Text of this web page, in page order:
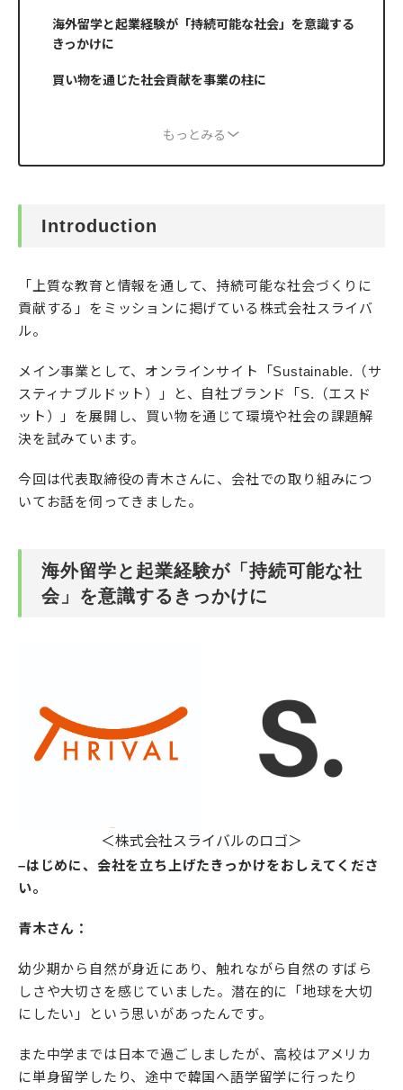
海外留学と起業経験が「持続可能な社会」を意識する
きっかけに
買い物を通じた社会貢献を事業の柱に
もっとみる
Introduction
「上質な教育と情報を通して、持続可能な社会づくりに
貢献する」をミッションに掲げている株式会社スライバ
ル。
メイン事業として、オンラインサイト「Sustainable.（サ
スティナブルドット）」と、自社ブランド「S.（エスド
ット）」を展開し、買い物を通じて環境や社会の課題解
決を試みています。
今回は代表取締役の青木さんに、会社での取り組みにつ
いてお話を伺ってきました。
海外留学と起業経験が「持続可能な社
会」を意識するきっかけに
＜株式会社スライバルのロゴ＞
–はじめに、会社を立ち上げたきっかけをおしえてくださ
い。
青木さん：
幼少期から自然が身近にあり、触れながら自然のすばら
しさや大切さを感じていました。潜在的に「地球を大切
にしたい」という思いがあったんです。
また中学までは日本で過ごしましたが、高校はアメリカ
に単身留学したり、途中で韓国へ語学留学に行ったり